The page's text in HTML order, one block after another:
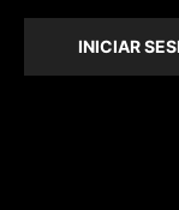
INICIAR